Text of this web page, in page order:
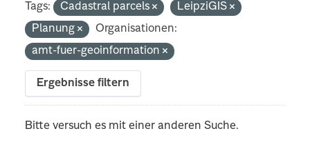
Tags:
Cadastral parcels
LeipziGIS
Planung
Organisationen:
amt-fuer-geoinformation
Ergebnisse filtern
Bitte versuch es mit einer anderen Suche.